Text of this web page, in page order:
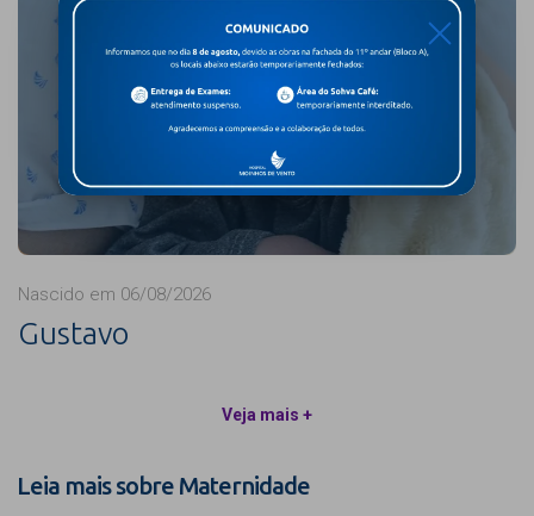
Nascido em 06/08/2026
Gustavo
Veja mais +
Leia mais sobre Maternidade
X